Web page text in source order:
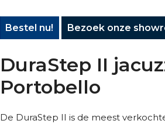
Bestel nu! Bezoek onze
DuraStep II
Portobello
De DuraStep II is de meest